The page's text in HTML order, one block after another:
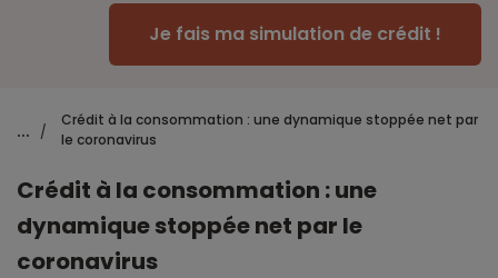
Je fais ma simulation de crédit !
... /
Crédit à la consommation : une dynamique stoppée net par
le coronavirus
Crédit à la consommation : une
dynamique stoppée net par le
coronavirus